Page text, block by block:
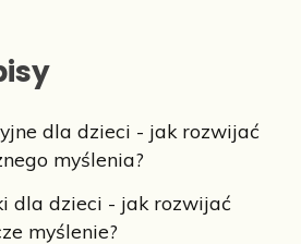
dla dzieci - jak rozwijać
myślenia?
dla dzieci - jak rozwijać
myślenie?